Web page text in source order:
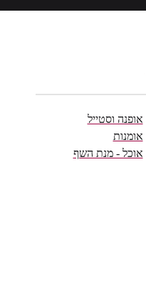
אופנה וסטייל
אומנות
אוכל - מנת השף